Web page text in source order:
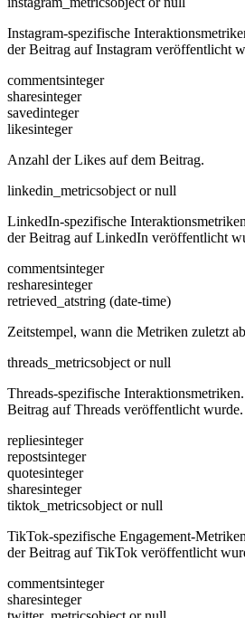
Instagram-spezifische
der Beitrag auf Instagram veröffentlicht
commentsinteger
sharesinteger
savedinteger
likesinteger
Anzahl der Likes auf dem Beitrag.
linkedin_metricsobject or null
LinkedIn-spezifische
der Beitrag auf LinkedIn veröffentlicht
commentsinteger
resharesinteger
retrieved_atstring (date-time)
Zeitstempel, wann die Metriken zuletzt
threads_metricsobject or null
Threads-spezifische
Beitrag auf Threads veröffentlicht wurde.
repliesinteger
repostsinteger
quotesinteger
sharesinteger
tiktok_metricsobject or null
TikTok-spezifische Engagement-
der Beitrag auf TikTok veröffentlicht
commentsinteger
sharesinteger